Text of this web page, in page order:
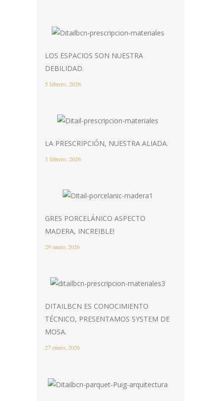
LOS ESPACIOS SON NUESTRA
DEBILIDAD.
5 febrero, 2026
LA PRESCRIPCIÓN, NUESTRA ALIADA.
3 febrero, 2026
GRES PORCELÁNICO ASPECTO
MADERA, INCREIBLE!
29 enero, 2026
DITAILBCN ES CONOCIMIENTO
TÉCNICO, PRESENTAMOS SYSTEM DE
MOSA.
27 enero, 2026